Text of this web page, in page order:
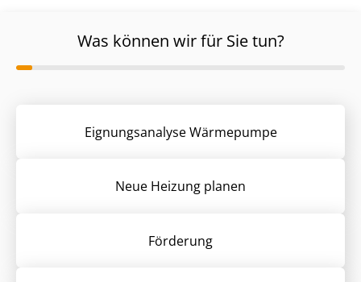
Was können wir für Sie tun?
Eignungsanalyse Wärmepumpe
Neue Heizung planen
Förderung